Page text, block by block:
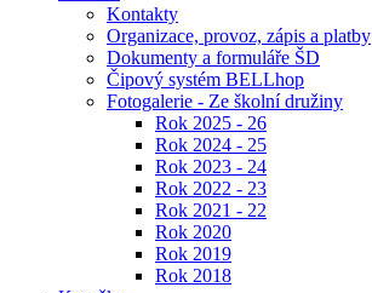
Kontakty
Organizace, provoz, zápis a platby
Dokumenty a formuláře ŠD
Čipový systém BELLhop
Fotogalerie - Ze školní družiny
Rok 2025 - 26
Rok 2024 - 25
Rok 2023 - 24
Rok 2022 - 23
Rok 2021 - 22
Rok 2020
Rok 2019
Rok 2018